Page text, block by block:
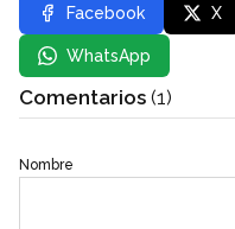
Facebook X
WhatsApp
Comentarios (1)
Nombre